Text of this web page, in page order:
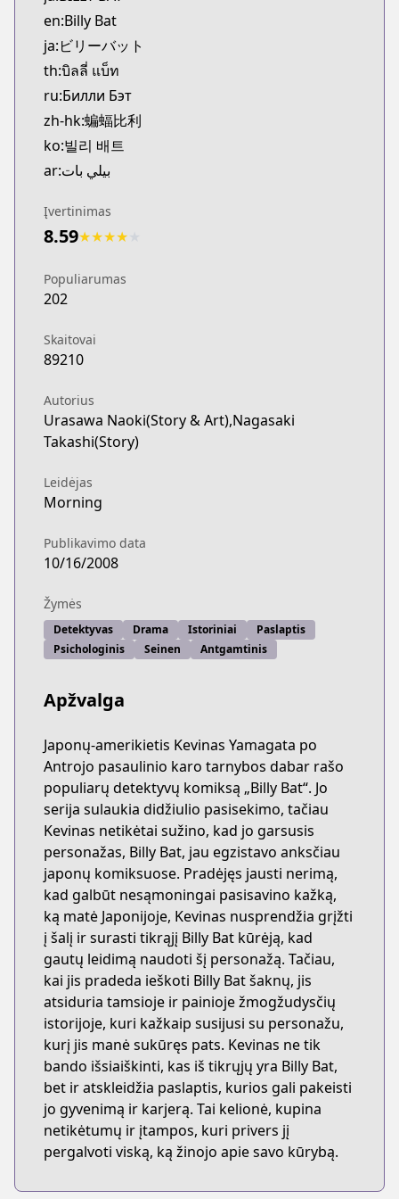
MangaUpdates
https://www.mangaupdates.com/
Book☆Walker
Book☆Walker
https://bookwalker.jp/series/354099/list
en:Billy Bat
ja:ビリーバット
th:บิลลี่ แบ็ท
ru:Билли Бэт
zh-hk:蝙蝠比利
ko:빌리 배트
ar:بيلي بات
Įvertinimas
8.59★★★★
Populiarumas
202
Skaitovai
89210
Autorius
Urasawa Naoki(Story & Art),Nagasaki
Takashi(Story)
Leidėjas
Morning
Publikavimo data
10/16/2008
Žymės
Detektyvas Drama Istoriniai
Paslaptis
Psichologinis
Seinen Antgamtinis
Apžvalga
Japonų-amerikietis Kevinas Yamagata po
Antrojo pasaulinio karo tarnybos dabar rašo
populiarų detektyvų komiksą „Billy Bat“. Jo
serija sulaukia didžiulio pasisekimo, tačiau
Kevinas netikėtai sužino, kad jo garsusis
personažas, Billy Bat, jau egzistavo anksčiau
japonų komiksuose. Pradėjęs jausti nerimą,
kad galbūt nesąmoningai pasisavino kažką,
ką matė Japonijoje, Kevinas nusprendžia grįžti
į šalį ir surasti tikrąjį Billy Bat kūrėją, kad
gautų leidimą naudoti šį personažą. Tačiau,
kai jis pradeda ieškoti Billy Bat šaknų, jis
atsiduria tamsioje ir painioje žmogžudysčių
istorijoje, kuri kažkaip susijusi su personažu,
kurį jis manė sukūręs pats. Kevinas ne tik
bando išsiaiškinti, kas iš tikrųjų yra Billy Bat,
bet ir atskleidžia paslaptis, kurios gali pakeisti
jo gyvenimą ir karjerą. Tai kelionė, kupina
netikėtumų ir įtampos, kuri privers jį
pergalvoti viską, ką žinojo apie savo kūrybą.